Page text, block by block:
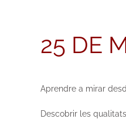
25 DE
Aprendre a mirar
Descobrir les